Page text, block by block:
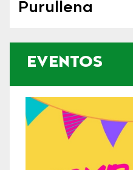
Purullena
EVENTOS